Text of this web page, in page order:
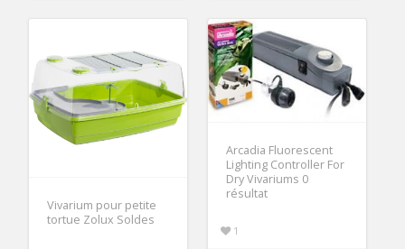
Vivarium pour petite
tortue Zolux Soldes
Arcadia Fluorescent
Lighting Controller For
Dry Vivariums 0
résultat
1